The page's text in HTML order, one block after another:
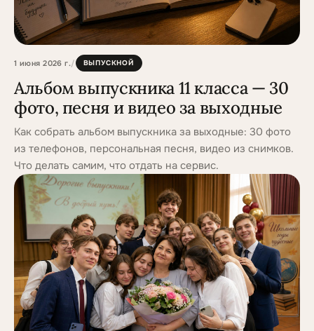
1 июня 2026 г./ ВЫПУСКНОЙ
Альбом выпускника 11 класса — 30
фото, песня и видео за выходные
Как собрать альбом выпускника за выходные: 30 фото
из телефонов, персональная песня, видео из снимков.
Что делать самим, что отдать на сервис.